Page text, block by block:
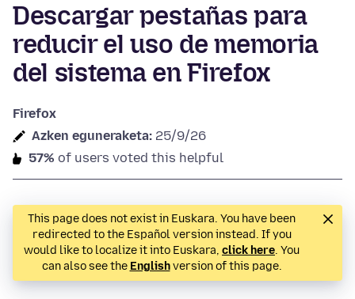
Descargar pestañas para
reducir el uso de memoria
del sistema en Firefox
Firefox
Azken eguneraketa: 25/9/26
57% of users voted this helpful
This page does not exist in Euskara. You have been
redirected to the Español version instead. If you
would like to localize it into Euskara, click here. You
can also see the Englishversion of this page.